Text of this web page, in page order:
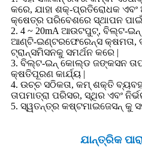
କରେ, ଯାହା ଶକ୍-ପ୍ରତିରୋଧକ ଏବଂ
କ୍ଷେତ୍ର ପରିବେଶରେ ସ୍ଥାପନ
2. 4 ~ 20mA ଆଉଟପୁଟ୍, ବିଲ୍ଟ-
ଆଣ୍ଟି-ଇଣ୍ଟରଫେରେନ୍ସ କ୍ଷମତା,
ଟ୍ରାନ୍ସମିସନକୁ ସମର୍ଥନ କରେ |
3. ବିଲ୍ଟ-ଇନ୍ କୋଲ୍ଡ ଜଙ୍କସନ
କ୍ଷତିପୂରଣ କାର୍ଯ୍ୟ |
4. ଉଚ୍ଚ ସଠିକତା, କମ୍ ଶକ୍ତି
ତାପମାତ୍ରା ପରିସର, ସ୍ଥିର ଏବଂ
5. ସ୍ୱତନ୍ତ୍ର କଷ୍ଟମାଇଜେସନ୍ କୁ
ଯାନ୍ତ୍ରିକ